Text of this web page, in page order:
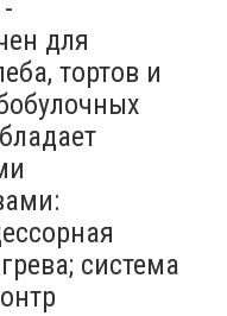
для
тортов и
система